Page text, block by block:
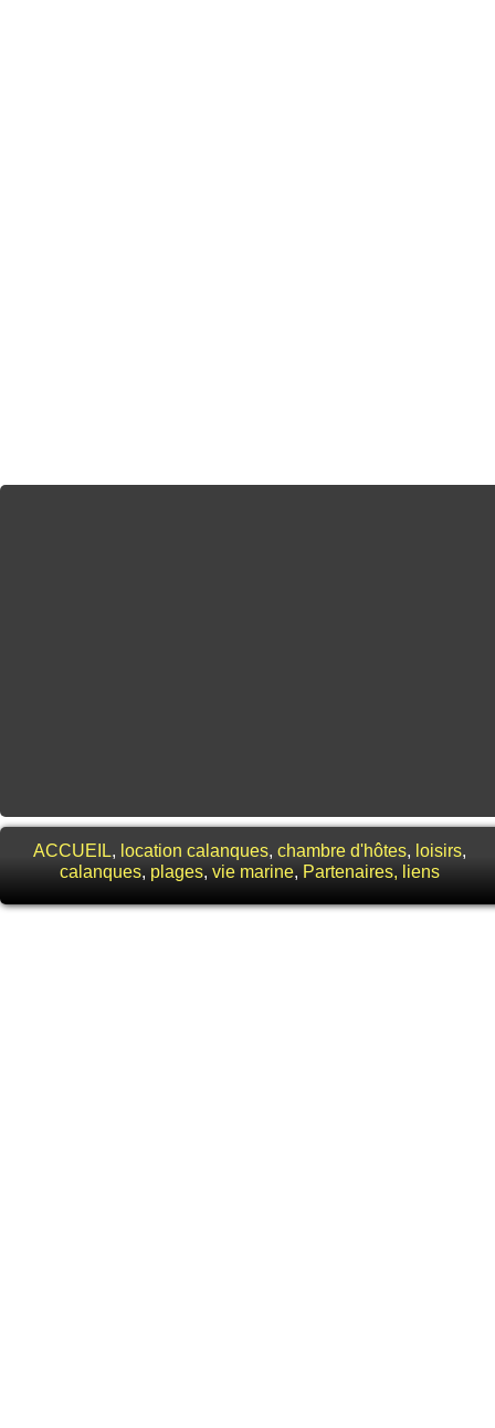
ACCUEIL, location calanques, chambre d'hôtes, loisirs,
calanques, plages, vie marine, Partenaires, liens